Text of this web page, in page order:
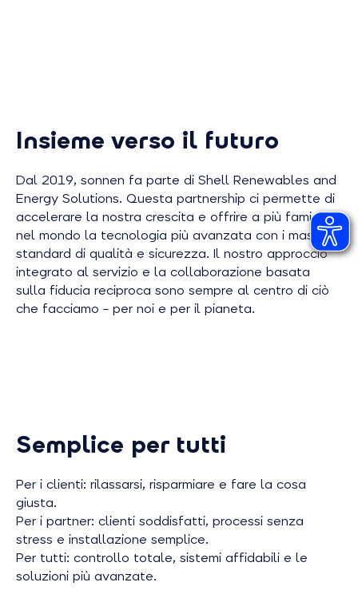
Insieme verso il futuro
Dal 2019, sonnen fa parte di Shell Renewables and
Energy Solutions. Questa partnership ci permette di
accelerare la nostra crescita e offrire a più famiglie
nel mondo la tecnologia più avanzata con i massimi
standard di qualità e sicurezza. Il nostro approccio
integrato al servizio e la collaborazione basata
sulla fiducia reciproca sono sempre al centro di ciò
che facciamo – per noi e per il pianeta.
Semplice per tutti
Per i clienti: rilassarsi, risparmiare e fare la cosa
giusta.
Per i partner: clienti soddisfatti, processi senza
stress e installazione semplice.
Per tutti: controllo totale, sistemi affidabili e le
soluzioni più avanzate.